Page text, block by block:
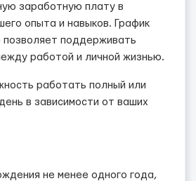
заработную плату в
опыта и навыков. График
позволяет поддерживать
работой и личной жизнью.
работать полный или
в зависимости от ваших
не менее одного года,